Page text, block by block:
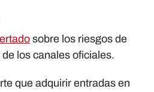
sobre los riesgos de
los canales oficiales.
que adquirir entradas en